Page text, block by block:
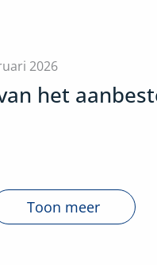
2026
het
Toon meer